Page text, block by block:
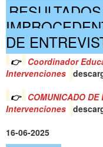
DE
👉
Coordinador
Intervenciones
👉
COMUNICADO DE
Intervenciones
16-06-2025